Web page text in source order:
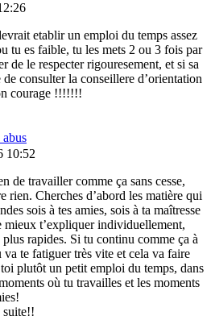
etablir un emploi du temps assez
tu es faible, tu les mets 2 ou 3 fois par
de le respecter rigouresement, et si sa
de consulter la conseillere d’orientation
courage !!!!!!!
10:52
de travailler comme ça sans cesse,
rien. Cherches d’abord les matière qui
sois à tes amies, sois à ta maîtresse
mieux t’expliquer individuellement,
plus rapides. Si tu continu comme ça à
te fatiguer très vite et cela va faire
plutôt un petit emploi du temps, dans
où tu travailles et les moments
suite!!